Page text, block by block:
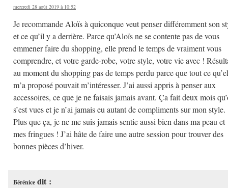
mercredi 28 août 2019 à 10:52
Je recommande Aloïs à quiconque veut penser différemment son
et ce qu’il y a derrière. Parce qu’Aloïs ne se contente pas de vous
emmener faire du shopping, elle prend le temps de vraiment vous
comprendre, et votre garde-robe, votre style, votre vie avec !
au moment du shopping pas de temps perdu parce que tout ce
m’a proposé pouvait m’intéresser. J’ai aussi appris à penser aux
accessoires, ce que je ne faisais jamais avant. Ça fait deux mois
s’est vues et je n’ai jamais eu autant de compliments sur mon style.
Plus que ça, je ne me suis jamais sentie aussi bien dans ma peau et
mes fringues ! J’ai hâte de faire une autre session pour trouver des
bonnes pièces d’hiver.
Bérénice dit :